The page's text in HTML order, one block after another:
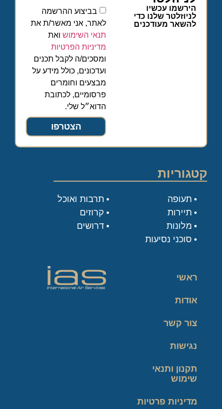
הירשמו עכשיו
לניוזלטר שלנו כדי
להשאר מעודכנים
בביצוע ההרשמה
לאתר, אני מאשר/ת את
תנאי השימושואת
מדיניות הפרטיות
ומסכים/ה לקבל תכנים
ועדכונים, כולל מידע על
מבצעים וחומרים
פרסומיים, לכתובת
הדוא״ל שלי.
הצטרפו
קטגוריות
תעופה
תיירות
מלונות
סוכני נסיעות
תרבות ואוכל
קרוזים
דרושים
ראשי
אודות
צור קשר
נגישות
תקנון ותנאי
שימוש
מדיניות פרטיות